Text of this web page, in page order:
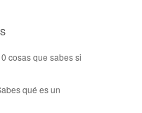
cosas que sabes si
qué es un